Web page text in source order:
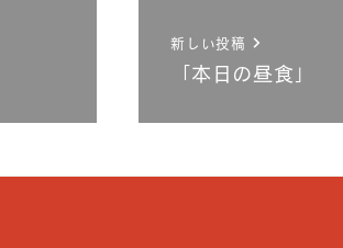
新しい投稿
「本日の昼食」